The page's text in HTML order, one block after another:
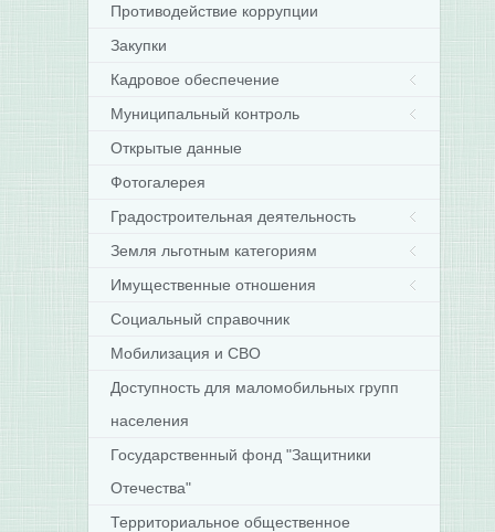
Противодействие коррупции
Закупки
Кадровое обеспечение
Муниципальный контроль
Открытые данные
Фотогалерея
Градостроительная деятельность
Земля льготным категориям
Имущественные отношения
Социальный справочник
Мобилизация и СВО
Доступность для маломобильных групп
населения
Государственный фонд "Защитники
Отечества"
Территориальное общественное